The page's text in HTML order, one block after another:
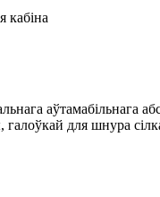
кабіна
аўтамабільнага
для шнура